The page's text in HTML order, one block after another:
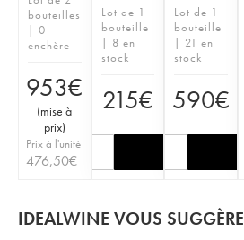
bouteilles
| 0
enchère
953€
(mise à
prix)
Prix à l'unité
476,50€
Lot de 1
bouteille
| 8 en
stock
215€
Lot de 1
bouteille
| 21 en
stock
590€
IDEALWINE VOUS SUGGÈRE